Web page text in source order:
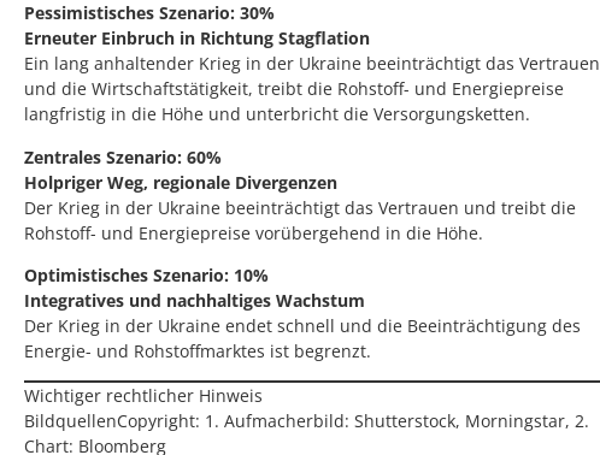
Pessimistisches Szenario: 30%
Erneuter Einbruch in Richtung Stagflation
Ein lang anhaltender Krieg in der Ukraine beeinträchtigt das Vertrauen
und die Wirtschaftstätigkeit, treibt die Rohstoff- und Energiepreise
langfristig in die Höhe und unterbricht die Versorgungsketten.
Zentrales Szenario: 60%
Holpriger Weg, regionale Divergenzen
Der Krieg in der Ukraine beeinträchtigt das Vertrauen und treibt die
Rohstoff- und Energiepreise vorübergehend in die Höhe.
Optimistisches Szenario: 10%
Integratives und nachhaltiges Wachstum
Der Krieg in der Ukraine endet schnell und die Beeinträchtigung des
Energie- und Rohstoffmarktes ist begrenzt.
Wichtiger rechtlicher Hinweis
BildquellenCopyright: 1. Aufmacherbild: Shutterstock, Morningstar, 2.
Chart: Bloomberg